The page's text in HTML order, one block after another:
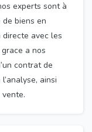
experts sont à
biens en
directe avec les
a nos
contrat de
ainsi